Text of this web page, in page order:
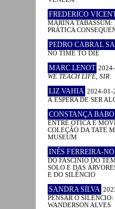
FREDERICO
MARINA TABASSUM:
PRÁTICA
PEDRO CABRAL
NO TIME TO DIE
MARC LENOT
WE TEACH LIFE, SIR.
LIZ VAHIA 2024-01-
À ESPERA DE SER
CONSTANÇA BABO
ENTRE ÓTICA E
COLEÇÃO DA TATE
MUSEUM
INÊS FERREIRA-
DO FASCÍNIO DO
SOLO E DAS
E DO SILÊNCIO
SANDRA SILVA
PENSAR O
WANDERSON ALVES